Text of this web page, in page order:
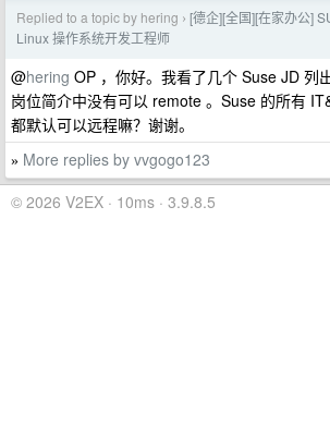
Replied to a topic by hering › [德企][全国][在家办公]
Linux 操作系统开发工程师
@hering OP ，你好。我看了几个 Suse JD 列
岗位简介中没有可以 remote 。Suse 的所有
都默认可以远程嘛？谢谢。
» More replies by vvgogo123
© 2026 V2EX · 10ms · 3.9.8.5